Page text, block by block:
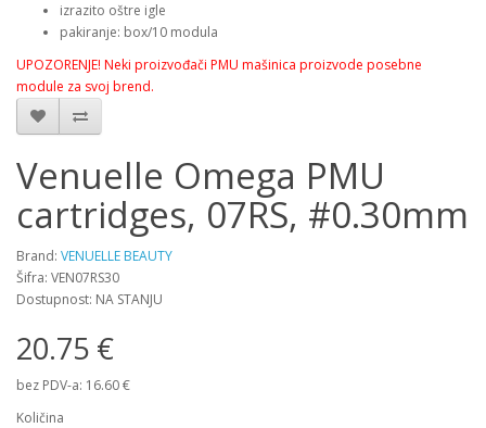
izrazito oštre igle
pakiranje: box/10 modula
UPOZORENJE! Neki proizvođači PMU mašinica proizvode posebne
module za svoj brend.
Venuelle Omega PMU
cartridges, 07RS, #0.30mm
Brand: VENUELLE BEAUTY
Šifra: VEN07RS30
Dostupnost: NA STANJU
20.75 €
bez PDV-a: 16.60 €
Količina